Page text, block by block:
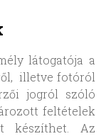
látogatója a
illetve fotóról
jogról szóló
feltételek
készíthet. Az